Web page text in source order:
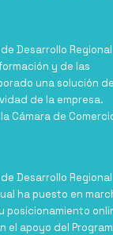
de Desarrollo Regional
y de las
una solución de
de la empresa.
Cámara de
de Desarrollo Regional
ha puesto en
posicionamiento
el apoyo del